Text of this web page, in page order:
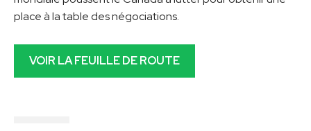
place à la table des négociations.
VOIR LA FEUILLE DE ROUTE